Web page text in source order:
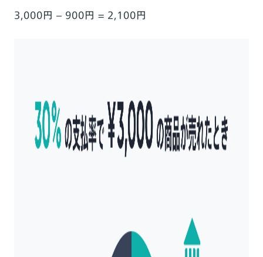
3,000円 – 900円 = 2,100円